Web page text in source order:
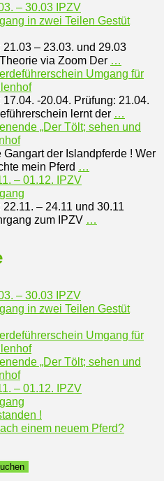
– 30.03 IPZV
in zwei Teilen Gestüt
– 23.03. und 29.03
via Zoom Der …
Umgang für
-20.04. Prüfung: 21.04.
lernt der …
„Der Tölt; sehen und
der Islandpferde ! Wer
mein Pferd …
– 01.12. IPZV
– 24.11 und 30.11
zum IPZV …
– 30.03 IPZV
in zwei Teilen Gestüt
Umgang für
„Der Tölt; sehen und
– 01.12. IPZV
!
einem neuem Pferd?